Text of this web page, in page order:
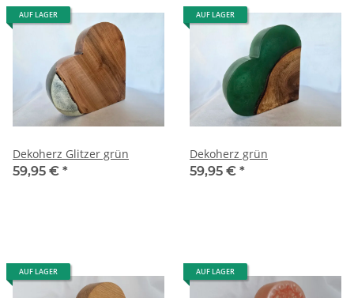
AUF LAGER
Dekoherz Glitzer grün
59,95 € *
AUF LAGER
Dekoherz grün
59,95 € *
AUF LAGER AUF LAGER